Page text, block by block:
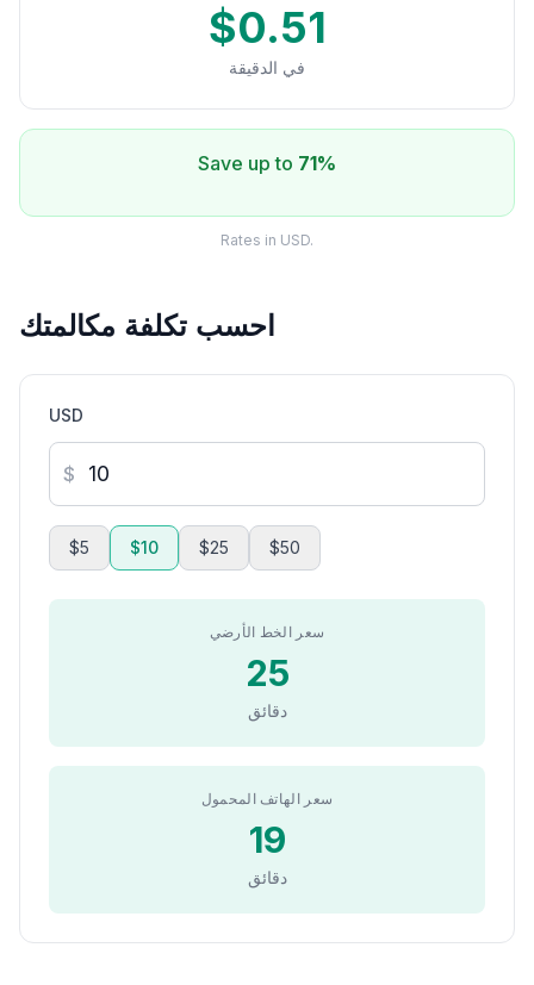
$0.51
في الدقيقة
Save up to 71%
Rates in USD.
احسب تكلفة مكالمتك
USD
$
$5 $10 $25 $50
سعر الخط الأرضي
25
دقائق
سعر الهاتف المحمول
19
دقائق